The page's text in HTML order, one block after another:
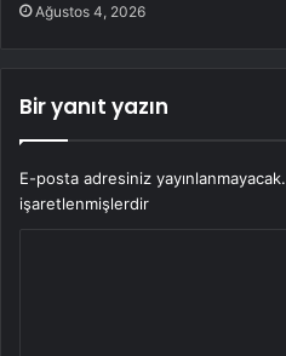
Ağustos 4, 2026
Bir yanıt yazın
E-posta adresiniz yayınlanmayacak.
işaretlenmişlerdir